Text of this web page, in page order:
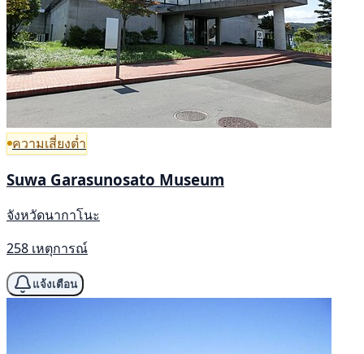
ความเสี่ยงต่ำ
Suwa Garasunosato Museum
จังหวัดนากาโนะ
258 เหตุการณ์
แจ้งเตือน